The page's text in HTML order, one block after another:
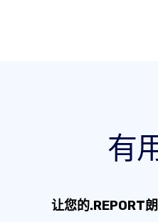
有
让您的.REPORT